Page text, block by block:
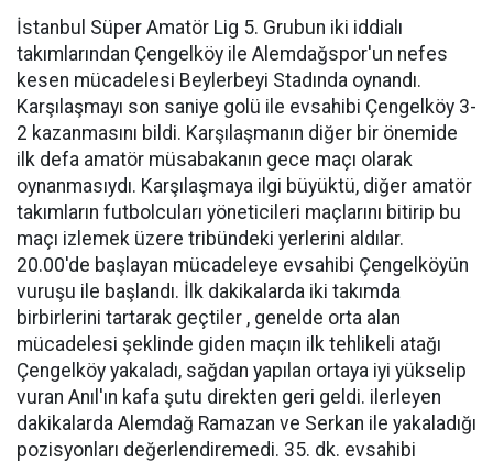
İstanbul Süper Amatör Lig 5. Grubun iki iddialı
takımlarından Çengelköy ile Alemdağspor'un nefes
kesen mücadelesi Beylerbeyi Stadında oynandı.
Karşılaşmayı son saniye golü ile evsahibi Çengelköy 3-
2 kazanmasını bildi. Karşılaşmanın diğer bir önemide
ilk defa amatör müsabakanın gece maçı olarak
oynanmasıydı. Karşılaşmaya ilgi büyüktü, diğer amatör
takımların futbolcuları yöneticileri maçlarını bitirip bu
maçı izlemek üzere tribündeki yerlerini aldılar.
20.00'de başlayan mücadeleye evsahibi Çengelköyün
vuruşu ile başlandı. İlk dakikalarda iki takımda
birbirlerini tartarak geçtiler , genelde orta alan
mücadelesi şeklinde giden maçın ilk tehlikeli atağı
Çengelköy yakaladı, sağdan yapılan ortaya iyi yükselip
vuran Anıl'ın kafa şutu direkten geri geldi. ilerleyen
dakikalarda Alemdağ Ramazan ve Serkan ile yakaladığı
pozisyonları değerlendiremedi. 35. dk. evsahibi